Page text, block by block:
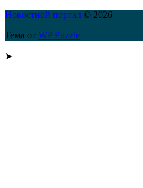
Новостной портал © 2026
Тема от WP Puzzle
➤